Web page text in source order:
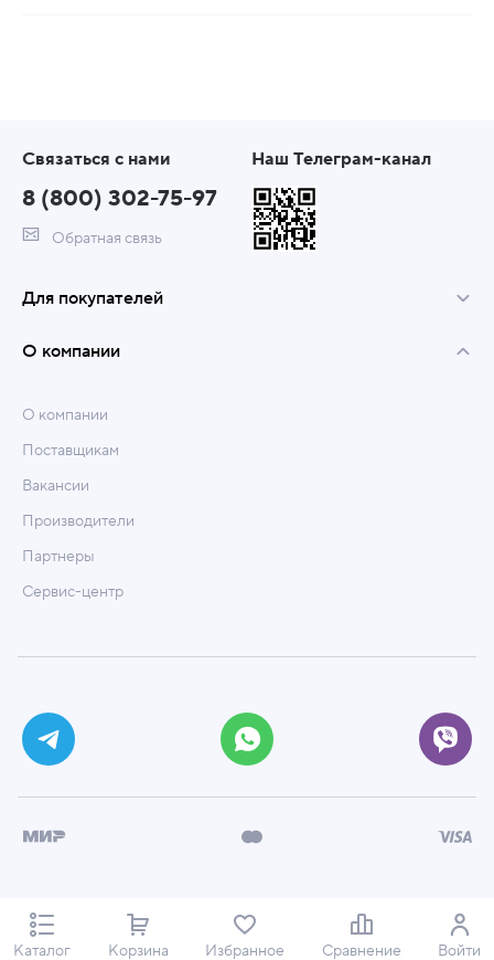
Каталог Корзина Избранное Сравнение Войти
Связаться с нами
8 (800) 302-75-97
Обратная связь
Наш Телеграм-канал
Для покупателей
О компании
О компании
Поставщикам
Вакансии
Производители
Партнеры
Сервис-центр
© ООО «Техмаркет», 2026
Политика обработки персональных данных